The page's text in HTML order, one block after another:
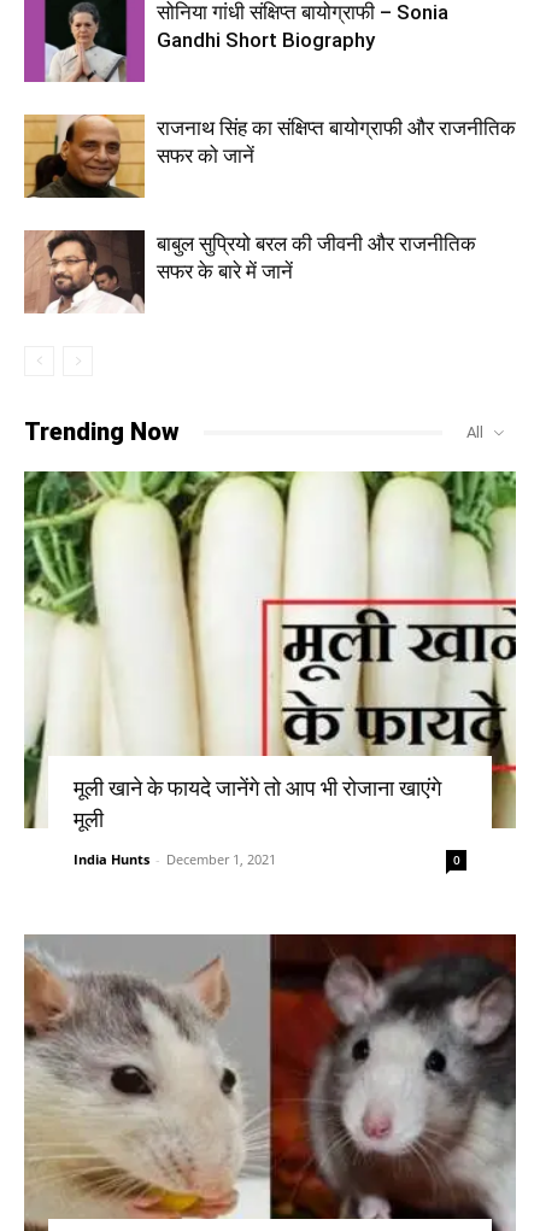
सोनिया गांधी संक्षिप्त बायोग्राफी – Sonia
Gandhi Short Biography
राजनाथ सिंह का संक्षिप्त बायोग्राफी और राजनीतिक
सफर को जानें
बाबुल सुप्रियो बरल की जीवनी और राजनीतिक
सफर के बारे में जानें
Trending Now All
मूली खाने के फायदे जानेंगे तो आप भी रोजाना खाएंगे
मूली
India Hunts - December 1, 2021 0